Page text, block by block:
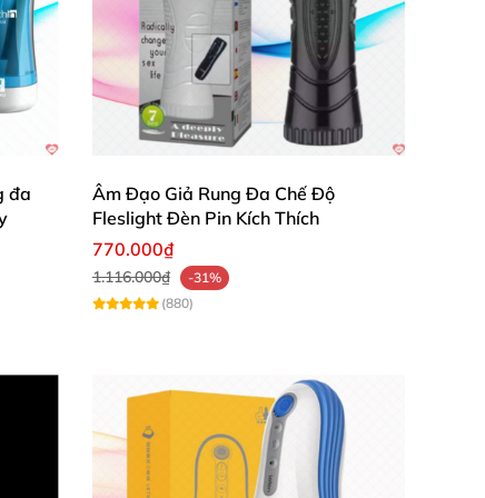
hấp dẫn. Ngoài ra cửa hàng còn nhiều
đa
Âm Đạo Giả Rung Đa Chế Độ
Fleslight Đèn Pin Kích Thích
770.000₫
1.116.000₫
-31%
(880)